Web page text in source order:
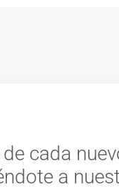
de cada
a